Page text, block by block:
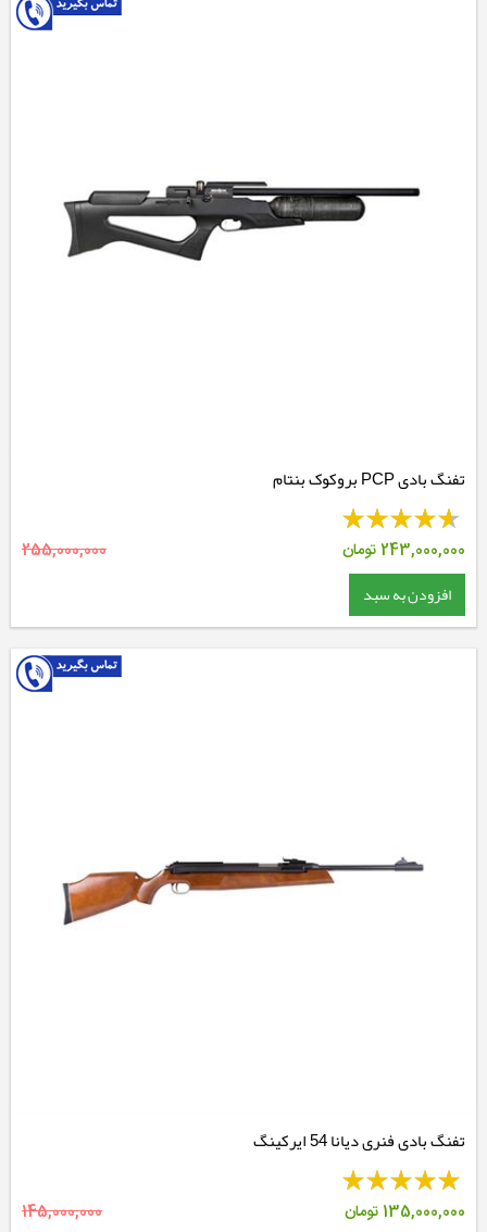
تفنگ بادی PCP بروکوک بنتام
243,000,000تومان 255,000,000
افزودن به سبد
تفنگ بادی فنری دیانا 54 ایرکینگ
135,000,000 تومان 145,000,000